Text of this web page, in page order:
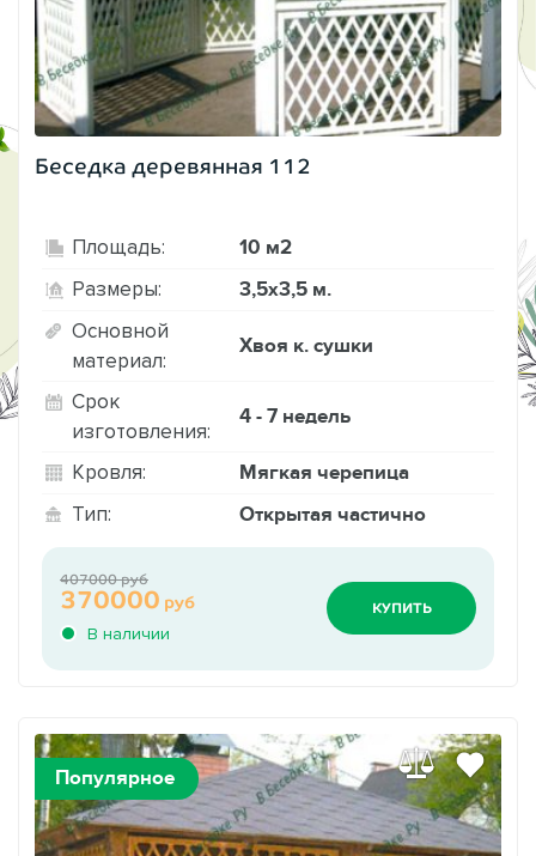
Беседка деревянная 112
Площадь: 10 м2
Размеры: 3,5х3,5 м.
Основной
материал:
Хвоя к. сушки
Срок
изготовления:
4 - 7 недель
Кровля: Мягкая черепица
Тип: Открытая частично
В наличии
370000 руб
407000 руб
КУПИТЬ
Популярное